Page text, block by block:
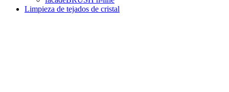
Limpieza de tejados de cristal